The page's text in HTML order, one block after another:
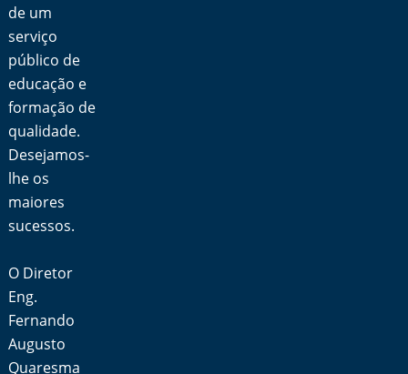
de um
serviço
público de
educação e
formação de
qualidade.
Desejamos-
lhe os
maiores
sucessos.
O Diretor
Eng.
Fernando
Augusto
Quaresma